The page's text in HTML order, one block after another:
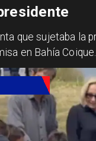
que sujetaba la
en Bahía Coique.